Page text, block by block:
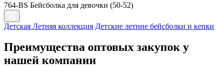
764-BS Бейсболка для девочки (50-52)
Детская Летняя коллекция Детские летние бейсболки и кепки
Преимущества оптовых закупок у
нашей компании